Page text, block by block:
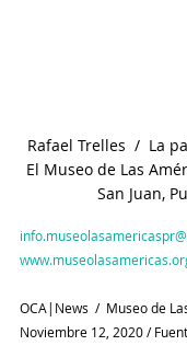
El Museo de Las
San Juan,
OCA|News  /  Museo de
Noviembre 12, 2020 /